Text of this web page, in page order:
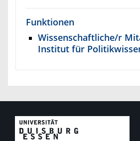
Funktionen
Wissenschaftliche/r
Institut für